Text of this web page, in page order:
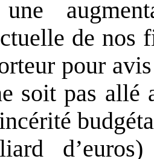
une
de nos
pour
soit pas allé